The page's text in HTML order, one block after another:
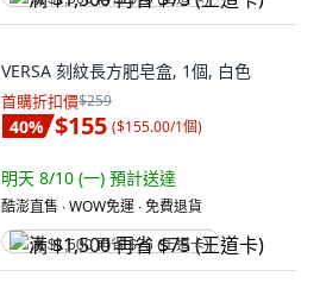
VERSA 刻紋長方肥皂盒, 1個, 白色
首購折扣價$259
40% $155 ($155.00/1個)
明天 8/10 (一) 預計送達
酷澎直售 ∙ WOW免運 ∙ 免費退貨
满 $1,500 再省 $75 (王道卡)